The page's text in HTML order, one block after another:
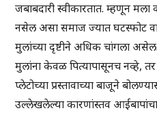
जबाबदारी स्वीकारतात. म्हणून मला
नसेल असा समाज ज्यात घटस्फोट
मुलांच्या दृष्टीने अधिक चांगला असेल.
मुलांना केवळ पित्यापासूनच नव्हे,
प्लेटोच्या प्रस्तावाच्या बाजूने
उल्लेखलेल्या कारणांस्तव आईबापांचा